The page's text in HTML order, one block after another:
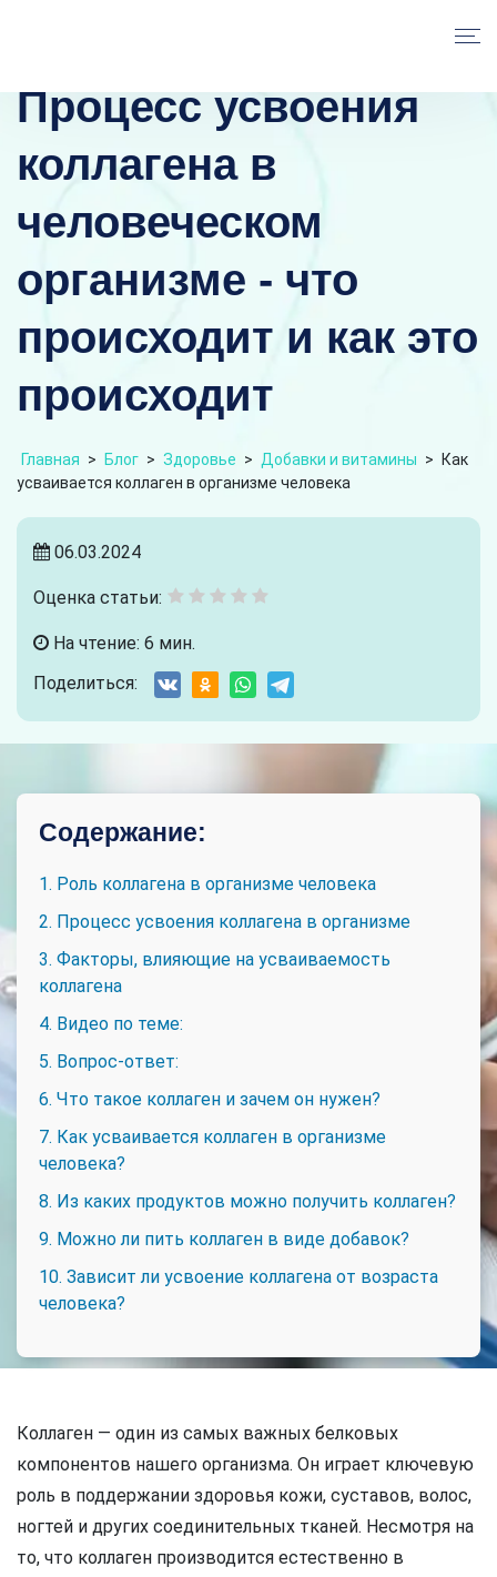
Процесс усвоения
коллагена в
человеческом
организме - что
происходит и как это
происходит
Главная > Блог > Здоровье > Добавки и витамины >
Как
усваивается коллаген в организме человека
06.03.2024
Оценка статьи:
На чтение: 6 мин.
Поделиться:
Содержание:
1. Роль коллагена в организме человека
2. Процесс усвоения коллагена в организме
3. Факторы, влияющие на усваиваемость
коллагена
4. Видео по теме:
5. Вопрос-ответ:
6. Что такое коллаген и зачем он нужен?
7. Как усваивается коллаген в организме
человека?
8. Из каких продуктов можно получить коллаген?
9. Можно ли пить коллаген в виде добавок?
10. Зависит ли усвоение коллагена от возраста
человека?
Коллаген — один из самых важных белковых
компонентов нашего организма. Он играет ключевую
роль в поддержании здоровья кожи, суставов, волос,
ногтей и других соединительных тканей. Несмотря на
то, что коллаген производится естественно в